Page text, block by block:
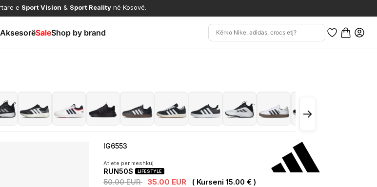
e Sport Vision & Sport Reality në Kosovë.
AksesorëSaleShop by brand
→
IG6553
Atlete per meshkuj
RUN50S LIFESTYLE
50.00 EUR 35.00 EUR ( Kurseni 15.00 € )